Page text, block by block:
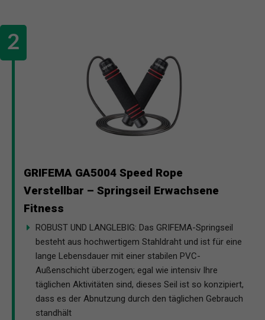
GRIFEMA GA5004 Speed Rope
Verstellbar – Springseil Erwachsene
Fitness
ROBUST UND LANGLEBIG: Das GRIFEMA-Springseil
besteht aus hochwertigem Stahldraht und ist für eine
lange Lebensdauer mit einer stabilen PVC-
Außenschicht überzogen; egal wie intensiv Ihre
täglichen Aktivitäten sind, dieses Seil ist so konzipiert,
dass es der Abnutzung durch den täglichen Gebrauch
standhält